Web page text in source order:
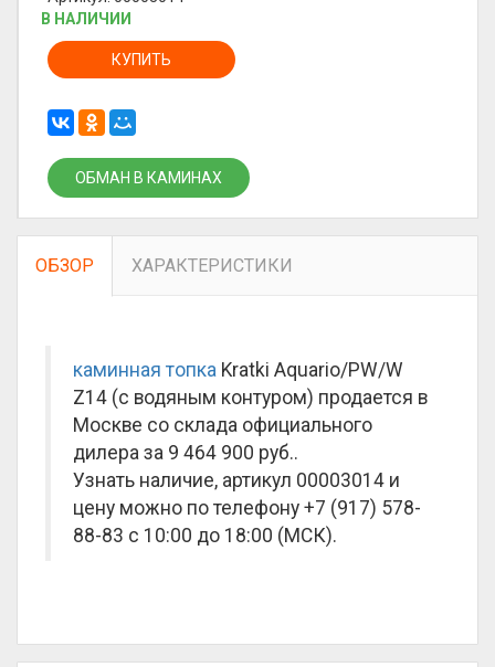
В НАЛИЧИИ
КУПИТЬ
ОБМАН В КАМИНАХ
ОБЗОР ХАРАКТЕРИСТИКИ
каминная топка Kratki Aquario/PW/W
Z14 (с водяным контуром) продается в
Москве со склада официального
дилера за 9 464 900 руб..
Узнать наличие, артикул 00003014 и
цену можно по телефону +7 (917) 578-
88-83 с 10:00 до 18:00 (МСК).